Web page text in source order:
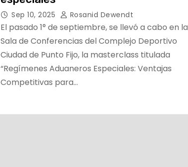
Sep 10, 2025 Rosanid Dewendt
El pasado 1° de septiembre, se llevó a cabo en la
Sala de Conferencias del Complejo Deportivo
Ciudad de Punto Fijo, la masterclass titulada
“Regímenes Aduaneros Especiales: Ventajas
Competitivas para…